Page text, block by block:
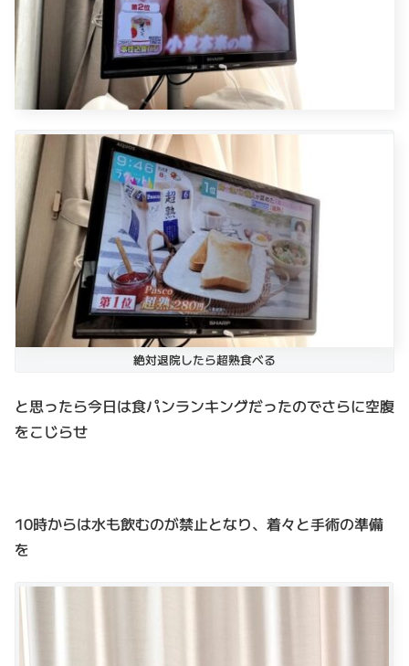
絶対退院したら超熟食べる
と思ったら今日は食パンランキングだったのでさらに空腹
をこじらせ
10時からは水も飲むのが禁止となり、着々と手術の準備
を